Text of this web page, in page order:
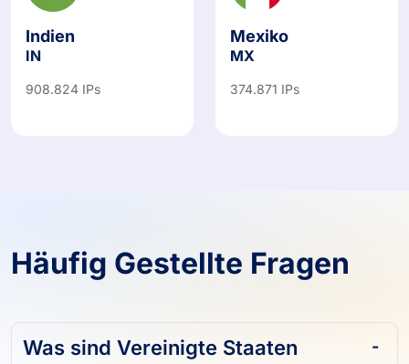
Indien
IN
908.824 IPs
Mexiko
MX
374.871 IPs
Häufig Gestellte Fragen
Was sind Vereinigte Staaten